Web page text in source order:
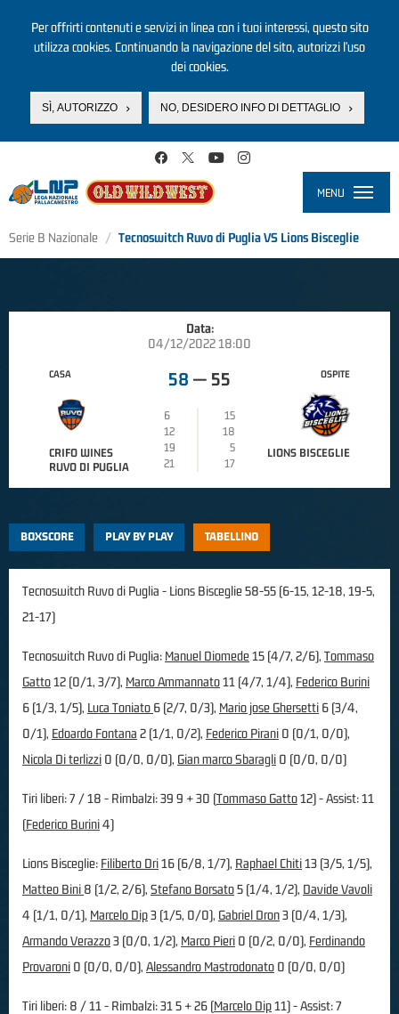
Per offrirti contenuti e servizi in linea con i tuoi interessi, questo sito
utilizza cookies. Continuando la navigazione del sito, autorizzi l’uso
dei cookies.
SÌ, AUTORIZZO NO, DESIDERO INFO DI DETTAGLIO
MENU
Serie B Nazionale Tecnoswitch Ruvo di Puglia VS Lions Bisceglie
Data:
04/12/2022 18:00
CASA
CRIFO WINES
RUVO DI PUGLIA
58 — 55
6
15
12
18
19
5
21
17
OSPITE
LIONS BISCEGLIE
BOXSCORE PLAY BY PLAY TABELLINO
Tecnoswitch Ruvo di Puglia - Lions Bisceglie 58-55 (6-15, 12-18, 19-5,
21-17)
Tecnoswitch Ruvo di Puglia: Manuel Diomede15 (4/7, 2/6), Tommaso
Gatto12 (0/1, 3/7), Marco Ammannato11 (4/7, 1/4), Federico Burini
6 (1/3, 1/5), Luca Toniato 6 (2/7, 0/3), Mario jose Ghersetti 6 (3/4,
0/1), Edoardo Fontana 2 (1/1, 0/2), Federico Pirani 0 (0/1, 0/0),
Nicola Di terlizzi 0 (0/0, 0/0), Gian marco Sbaragli 0 (0/0, 0/0)
Tiri liberi: 7 / 18 - Rimbalzi: 39 9 + 30 (Tommaso Gatto12) - Assist: 11
(Federico Burini4)
Lions Bisceglie: Filiberto Dri16 (6/8, 1/7), Raphael Chiti13 (3/5, 1/5),
Matteo Bini 8 (1/2, 2/6), Stefano Borsato5 (1/4, 1/2), Davide Vavoli
4 (1/1, 0/1), Marcelo Dip3 (1/5, 0/0), Gabriel Dron3 (0/4, 1/3),
Armando Verazzo3 (0/0, 1/2), Marco Pieri 0 (0/2, 0/0), Ferdinando
Provaroni 0 (0/0, 0/0), Alessandro Mastrodonato 0 (0/0, 0/0)
Tiri liberi: 8 / 11 - Rimbalzi: 31 5 + 26 (Marcelo Dip11) - Assist: 7